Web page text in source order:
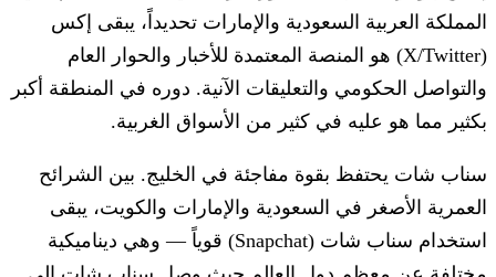
المملكة العربية السعودية والإمارات تحديداً، يبقى إكس
(X/Twitter) هو المنصة المعتمدة للأخبار والحوار العام
والتواصل الحكومي والتعليقات الآنية. دوره في المنطقة أكبر
بكثير مما هو عليه في كثير من الأسواق الغربية.
سناب شات يحتفظ بقوة مفاجئة في الخليج. بين الشرائح
العمرية الأصغر في السعودية والإمارات والكويت، يبقى
استخدام سناب شات (Snapchat) قوياً — وهي ديناميكية